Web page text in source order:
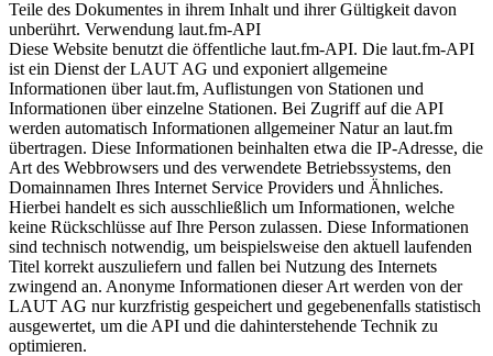
Teile des Dokumentes in ihrem Inhalt und ihrer Gültigkeit davon
unberührt. Verwendung laut.fm-API
Diese Website benutzt die öffentliche laut.fm-API. Die laut.fm-API
ist ein Dienst der LAUT AG und exponiert allgemeine
Informationen über laut.fm, Auflistungen von Stationen und
Informationen über einzelne Stationen. Bei Zugriff auf die API
werden automatisch Informationen allgemeiner Natur an laut.fm
übertragen. Diese Informationen beinhalten etwa die IP-Adresse, die
Art des Webbrowsers und des verwendete Betriebssystems, den
Domainnamen Ihres Internet Service Providers und Ähnliches.
Hierbei handelt es sich ausschließlich um Informationen, welche
keine Rückschlüsse auf Ihre Person zulassen. Diese Informationen
sind technisch notwendig, um beispielsweise den aktuell laufenden
Titel korrekt auszuliefern und fallen bei Nutzung des Internets
zwingend an. Anonyme Informationen dieser Art werden von der
LAUT AG nur kurzfristig gespeichert und gegebenenfalls statistisch
ausgewertet, um die API und die dahinterstehende Technik zu
optimieren.